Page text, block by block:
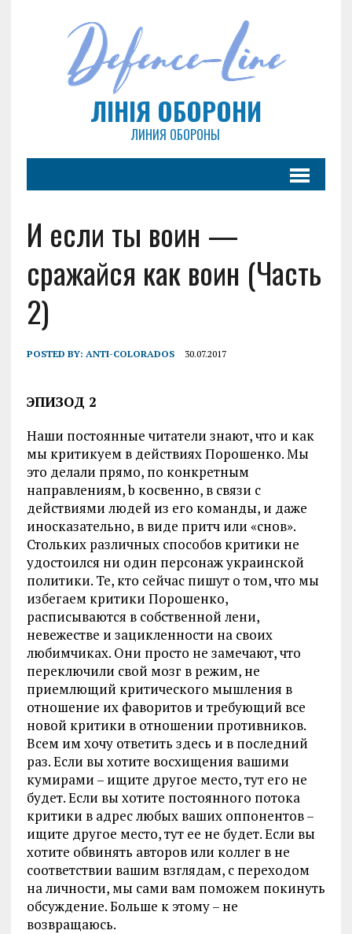
ЛІНІЯ ОБОРОНИ
ЛИНИЯ ОБОРОНЫ
И если ты воин —
сражайся как воин (Часть
2)
POSTED BY: ANTI-COLORADOS 30.07.2017
ЭПИЗОД 2
Наши постоянные читатели знают, что и как
мы критикуем в действиях Порошенко. Мы
это делали прямо, по конкретным
направлениям, b косвенно, в связи с
действиями людей из его команды, и даже
иносказательно, в виде притч или «снов».
Стольких различных способов критики не
удостоился ни один персонаж украинской
политики. Те, кто сейчас пишут о том, что мы
избегаем критики Порошенко,
расписываются в собственной лени,
невежестве и зацикленности на своих
любимчиках. Они просто не замечают, что
переключили свой мозг в режим, не
приемлющий критического мышления в
отношение их фаворитов и требующий все
новой критики в отношении противников.
Всем им хочу ответить здесь и в последний
раз. Если вы хотите восхищения вашими
кумирами – ищите другое место, тут его не
будет. Если вы хотите постоянного потока
критики в адрес любых ваших оппонентов –
ищите другое место, тут ее не будет. Если вы
хотите обвинять авторов или коллег в не
соответствии вашим взглядам, с переходом
на личности, мы сами вам поможем покинуть
обсуждение. Больше к этому – не
возвращаюсь.